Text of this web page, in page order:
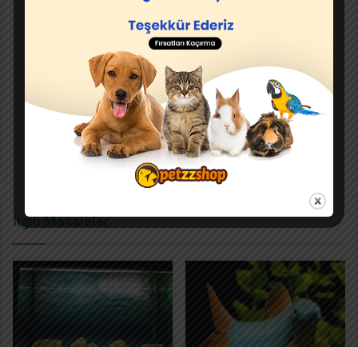
Köpek
Konserve
İlgili Makaleler